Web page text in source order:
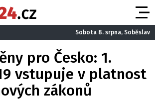
Sobota 8. srpna, Soběslav
pro Česko: 1.
vstupuje v platnost
zákonů